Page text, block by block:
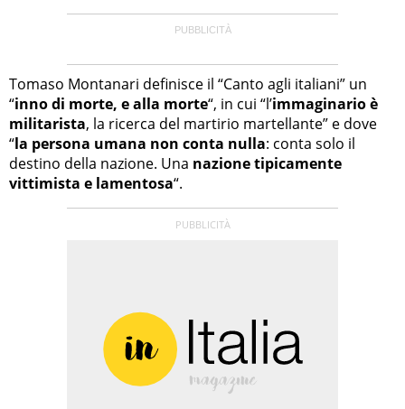
Tomaso Montanari definisce il “Canto agli italiani” un
“inno di morte, e alla morte“, in cui “l’immaginarioè
militarista, la ricerca del martirio martellante” e dove
“la persona umana non conta nulla: conta solo il
destino della nazione. Una nazione tipicamente
vittimista e lamentosa“.